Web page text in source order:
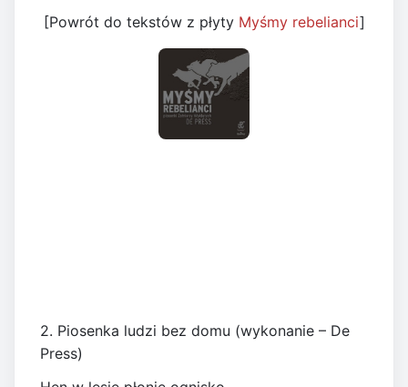
[Powrót do tekstów z płyty Myśmy rebelianci]
2. Piosenka ludzi bez domu (wykonanie – De
Press)